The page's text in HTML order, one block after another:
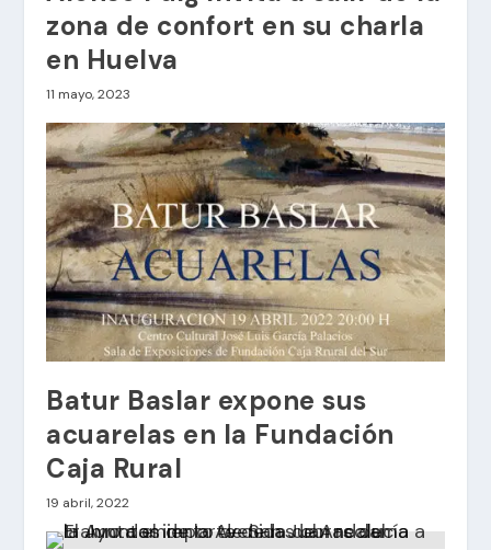
zona de confort en su charla
en Huelva
11 mayo, 2023
Batur Baslar expone sus
acuarelas en la Fundación
Caja Rural
19 abril, 2022